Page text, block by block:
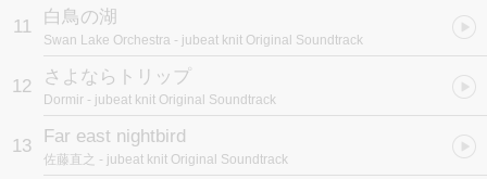
11 白鳥の湖
Swan Lake Orchestra - jubeat knit Original Soundtrack
12 さよならトリップ
Dormir - jubeat knit Original Soundtrack
13 Far east nightbird
佐藤直之 - jubeat knit Original Soundtrack